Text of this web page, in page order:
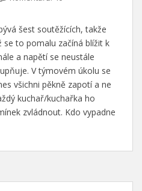
šest soutěžících, takže
se to pomalu začíná blížit k
a napětí se neustále
V týmovém úkolu se
všichni pěkně zapotí a ne
kuchař/kuchařka ho
zvládnout. Kdo vypadne